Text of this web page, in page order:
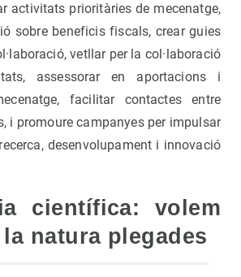
activitats prioritàries de mecenatge,
sobre beneficis fiscals, crear guies
vetllar per la col·laboració
assessorar en aportacions i
facilitar contactes entre
i promoure campanyes per impulsar
desenvolupament i innovació
científica: volem
natura plegades